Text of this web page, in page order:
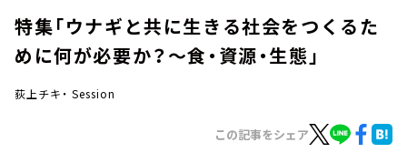
特集「ウナギと共に生きる社会をつくるた
めに何が必要か？～食・資源・生態」
荻上チキ・ Session
この記事をシェア